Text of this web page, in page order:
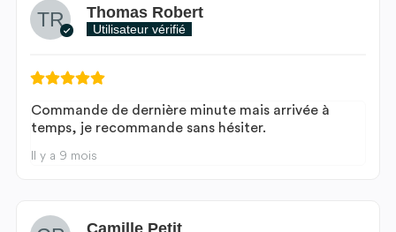
Thomas Robert
Utilisateur vérifié
Commande de dernière minute mais arrivée à
temps, je recommande sans hésiter.
Il y a 9 mois
Camille Petit